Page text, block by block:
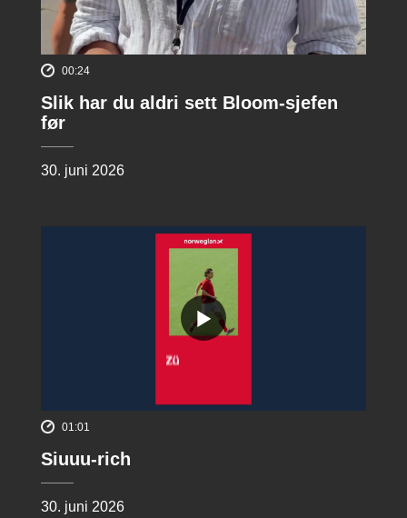
00:24
Slik har du aldri sett Bloom-sjefen
før
30. juni 2026
01:01
Siuuu-rich
30. juni 2026